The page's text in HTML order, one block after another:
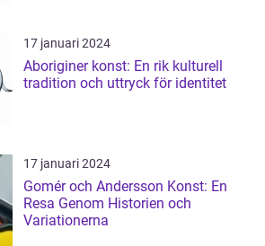
17 januari 2024
Aboriginer konst: En rik kulturell
tradition och uttryck för identitet
17 januari 2024
Gomér och Andersson Konst: En
Resa Genom Historien och
Variationerna